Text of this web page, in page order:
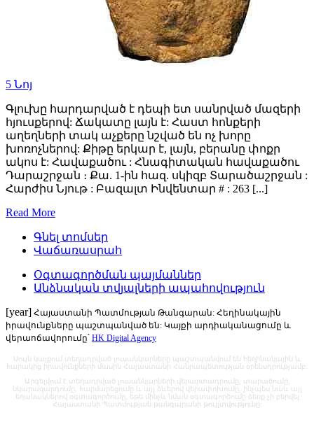
5 Նոյ
Գլուխը հարդարված է դեպի ետ սանրված մազերի
հյուսքերով: Ճակատը լայն է: Հաստ հոնքերի
աղեղների տակ աչքերը նշված են ոչ խորը
խոռոչներով: Քիթը երկար է, լայն, բերանը փոքր
ակոս է: Հավաքածու : Հնագիտական հավաքածու
Դարաշրջան ։ Քա. 1-ին հազ. սկիզբ Տարածաշրջան :
Հարժիս Նյութ : Բազալտ Ինվենտար # : 263 [...]
Read More
Գնել տոմսեր
Վաճառասրահ
Օգտագործման պայմաններ
Անձնական տվյալների ապահովություն
[year] Հայաստանի Պատմության Թանգարան: Հեղինակային
իրավունքները պաշտպանված են: Կայքի արդիականացումը և
վերաոճավորումը՝ HK Digital Agency
Սույն կայքում տեղադրված լուսանկարները պաշտպանվում են հեղինակային և
հարակից իրավունքների մասին Հայաստանի Հանրապետության օրենսդրությամբ:
Արգելվում է տեղադրված լուսանկարների վերարտադրումը, տարածումը,
նկարազարդումը, հարմարեցումը և այլ ձևերով վերափոխումը, ինչպես նաև այլ
եղանակներով օգտագործումը, եթե մինչև նման օգտագործումը ձեռք չի բերվել
Հայաստանի Պատմության թանգարանի թույլտվությունը: